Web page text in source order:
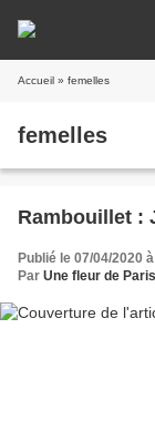
Accueil » femelles
femelles
Rambouillet :
Publié le 07/04/2020
Par Une fleur de Paris